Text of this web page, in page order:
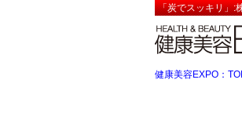
「炭でスッキリ」:
健康美容EXPO：